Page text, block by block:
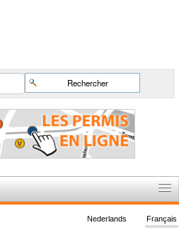
Français
Nederlands